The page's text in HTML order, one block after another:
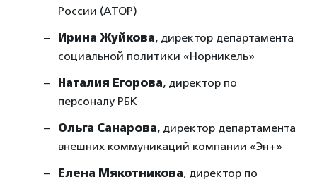
России (АТОР)
Ирина Жуйкова, директор департамента
социальной политики «Норникель»
Наталия Егорова, директор по
персоналу РБК
Ольга Санарова, директор департамента
внешних коммуникаций компании «Эн+»
Елена Мякотникова, директор по